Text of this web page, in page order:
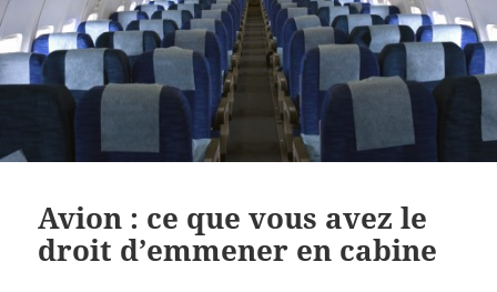
Avion : ce que vous avez le
droit d’emmener en cabine